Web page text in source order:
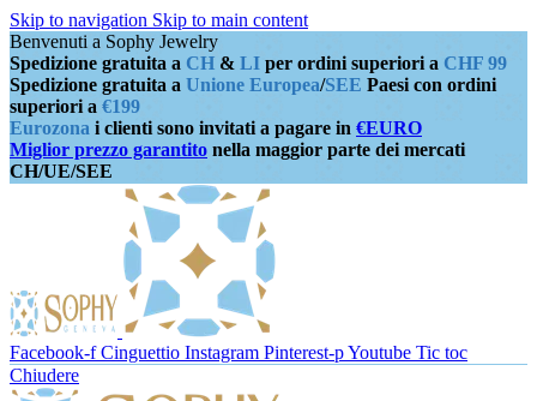
Skip to navigation Skip to main content
Benvenuti a Sophy Jewelry
Spedizione gratuita a CH & LI per ordini superiori a CHF 99
Spedizione gratuita a Unione Europea/SEE Paesi con ordini
superiori a €199
Eurozona i clienti sono invitati a pagare in €EURO
Miglior prezzo garantito nella maggior parte dei mercati
CH/UE/SEE
Facebook-f Cinguettio Instagram Pinterest-pYoutube Tic toc
Chiudere